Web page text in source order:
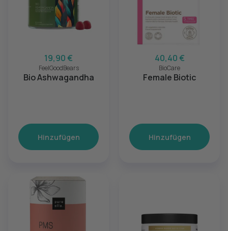
19,90 €
FeelGoodBears
Bio Ashwagandha
Hinzufügen
40,40 €
BioCare
Female Biotic
Hinzufügen